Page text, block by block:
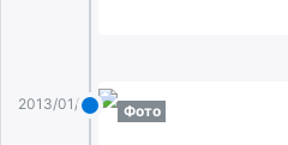
2013/01/25 Фото